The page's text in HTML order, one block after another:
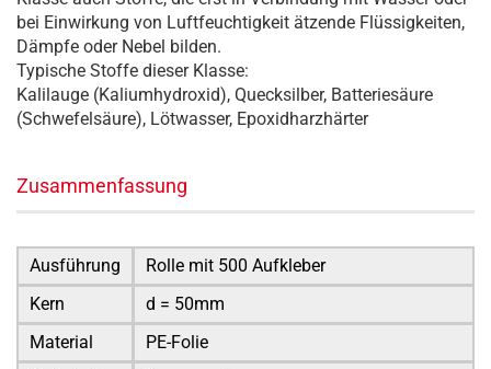
bei Einwirkung von Luftfeuchtigkeit ätzende Flüssigkeiten,
Dämpfe oder Nebel bilden.
Typische Stoffe dieser Klasse:
Kalilauge (Kaliumhydroxid), Quecksilber, Batteriesäure
(Schwefelsäure), Lötwasser, Epoxidharzhärter
Zusammenfassung
Ausführung
Rolle mit 500 Aufkleber
Kern
d = 50mm
Material
PE-Folie